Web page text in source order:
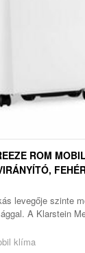
ROM
levegője szinte
A Klarstein
klíma